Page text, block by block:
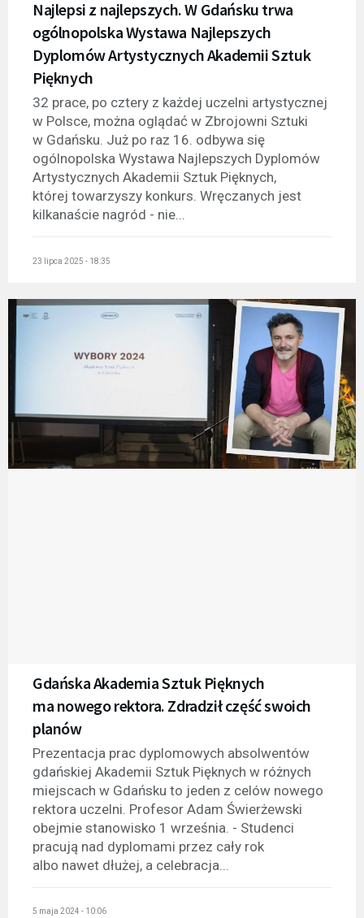
Najlepsi z najlepszych. W Gdańsku trwa
ogólnopolska Wystawa Najlepszych
Dyplomów Artystycznych Akademii Sztuk
Pięknych
32 prace, po cztery z każdej uczelni artystycznej
w Polsce, można oglądać w Zbrojowni Sztuki
w Gdańsku. Już po raz 16. odbywa się
ogólnopolska Wystawa Najlepszych Dyplomów
Artystycznych Akademii Sztuk Pięknych,
której towarzyszy konkurs. Wręczanych jest
kilkanaście nagród - nie...
23 lipca 2025 - 18:35
Gdańska Akademia Sztuk Pięknych
ma nowego rektora. Zdradził część swoich
planów
Prezentacja prac dyplomowych absolwentów
gdańskiej Akademii Sztuk Pięknych w różnych
miejscach w Gdańsku to jeden z celów nowego
rektora uczelni. Profesor Adam Świerżewski
obejmie stanowisko 1 września. - Studenci
pracują nad dyplomami przez cały rok
albo nawet dłużej, a celebracja...
5 maja 2024 - 10:06